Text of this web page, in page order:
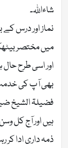
شاءاللہ۔
نماز اور درس
میں مختصر
اور اسی طرح حال
بھی آپ کی
فضیلۃ الشیخ
ہیں اور آج کل
ذمہ داری ادا